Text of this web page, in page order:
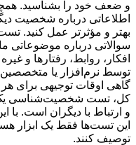
و ضعف خود را بشناسید.
اطلاعاتی درباره شخصیت
بهتر و مؤثرتر عمل کنید.
سوالاتی درباره موضوعاتی
افکار، روابط، رفتارها و
توسط نرم‌افزار یا
گاهی اوقات توجیهی برای
کل، تست شخصیت‌شناسی یک
و ارتباط با دیگران است. با
این تست‌ها فقط یک ابزار
توصیف کنند.